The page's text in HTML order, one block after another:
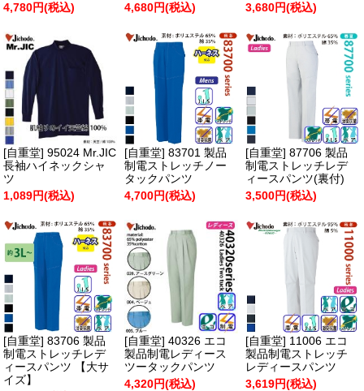
4,780円(税込)
4,680円(税込)
3,680円(税込)
[自重堂] 95024 Mr.JIC
長袖ハイネックシャ
ツ
1,089円(税込)
[自重堂] 83701 製品
制電ストレッチノー
タックパンツ
4,700円(税込)
[自重堂] 87706 製品
制電ストレッチレデ
ィースパンツ(裏付)
3,500円(税込)
[自重堂] 83706 製品
制電ストレッチレデ
ィースパンツ 【大サ
イズ】
[自重堂] 40326 エコ
製品制電レディース
ツータックパンツ
4,320円(税込)
[自重堂] 11006 エコ
製品制電ストレッチ
レディースパンツ
3,619円(税込)